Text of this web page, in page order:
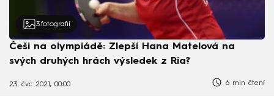
3 fotografií
Češi na olympiádě: Zlepší Hana Matelová na
svých druhých hrách výsledek z Ria?
23. čvc 2021, 00:00 6 min čtení